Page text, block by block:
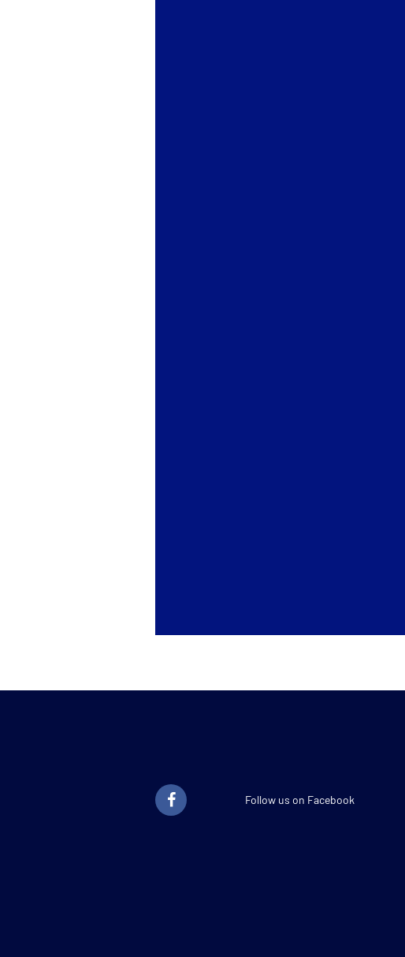
Follow us on Facebook